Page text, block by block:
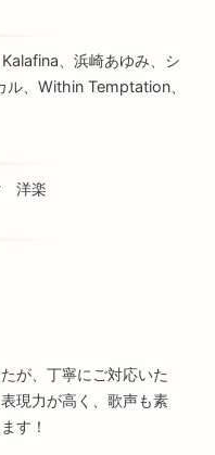
、浜崎あゆみ、シ
ル、Within Temptation、
洋楽
が、丁寧にご対応いた
現力が高く、歌声も素
す！